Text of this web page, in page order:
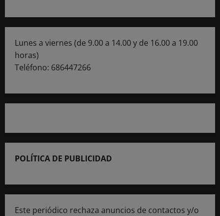
Lunes a viernes (de 9.00 a 14.00 y de 16.00 a 19.00
horas)
Teléfono: 686447266
POLÍTICA DE PUBLICIDAD
Este periódico rechaza anuncios de contactos y/o